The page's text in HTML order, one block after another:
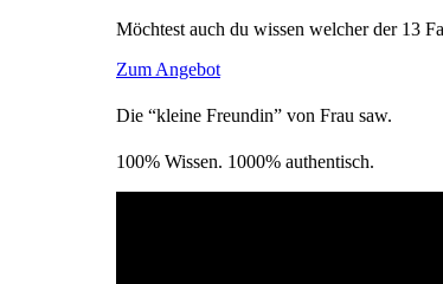
Möchtest auch du wissen welcher der 13
Zum Angebot
Die “kleine Freundin” von Frau saw.
100% Wissen. 1000% authentisch.